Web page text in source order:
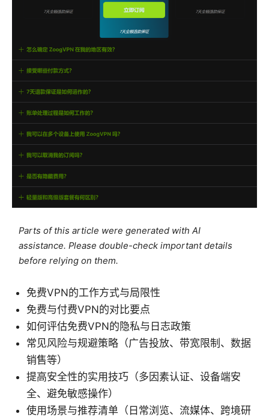
Parts of this article were generated with AI
assistance. Please double-check important details
before relying on them.
免费VPN的工作方式与局限性
免费与付费VPN的对比要点
如何评估免费VPN的隐私与日志政策
常见风险与规避策略（广告投放、带宽限制、数据
销售等）
提高安全性的实用技巧（多因素认证、设备端安
全、避免敏感操作）
使用场景与推荐清单（日常浏览、流媒体、跨境研